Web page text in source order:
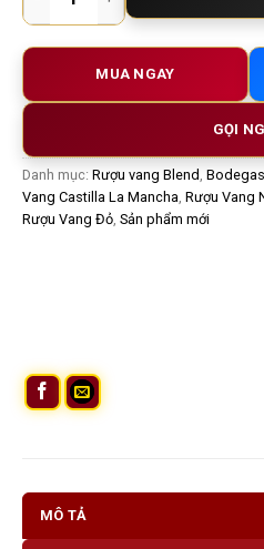
MUA NGAY
GỌI
Danh mục: Rượu vang Blend
Vang Castilla La Mancha Rượu Vang
Rượu Vang Đỏ Sản phẩm mới
MÔ TẢ